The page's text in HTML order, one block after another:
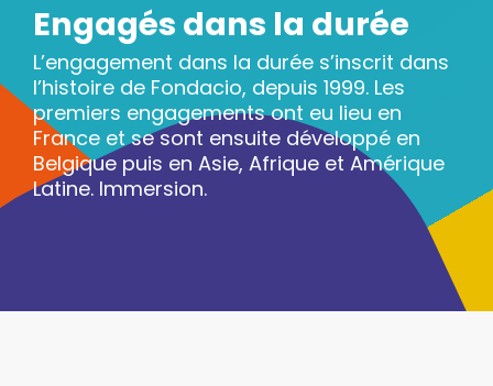
Engagés dans la durée
L’engagement dans la durée s’inscrit dans
l’histoire de Fondacio, depuis 1999. Les
premiers engagements ont eu lieu en
France et se sont ensuite développé en
Belgique puis en Asie, Afrique et Amérique
Latine. Immersion.